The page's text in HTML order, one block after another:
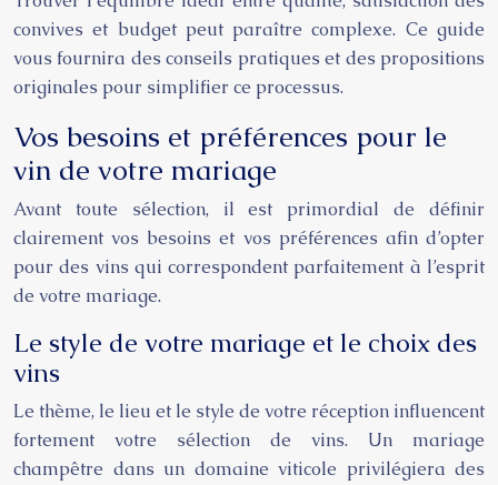
convives et budget peut paraître complexe. Ce guide
vous fournira des conseils pratiques et des propositions
originales pour simplifier ce processus.
Vos besoins et préférences pour le
vin de votre mariage
Avant toute sélection, il est primordial de définir
clairement vos besoins et vos préférences afin d’opter
pour des vins qui correspondent parfaitement à l’esprit
de votre mariage.
Le style de votre mariage et le choix des
vins
Le thème, le lieu et le style de votre réception influencent
fortement votre sélection de vins. Un mariage
champêtre dans un domaine viticole privilégiera des